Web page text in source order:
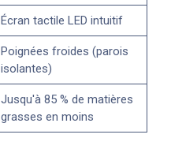
Écran tactile LED intuitif
Poignées froides (parois
isolantes)
Jusqu'à 85 % de matières
grasses en moins